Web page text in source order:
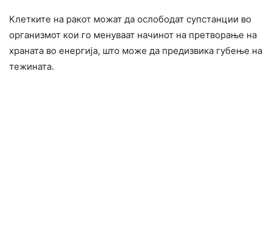
Клетките на ракот можат да ослободат супстанции во
организмот кои го менуваат начинот на претворање на
храната во енергија, што може да предизвика губење на
тежината.